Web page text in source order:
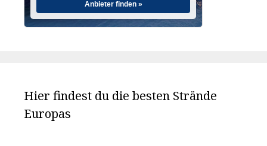
Anbieter finden »
Hier findest du die besten Strände
Europas